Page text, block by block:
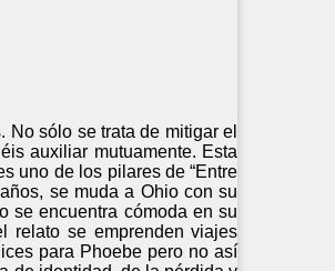
sólo se trata de mitigar el
auxiliar mutuamente. Esta
uno de los pilares de “Entre
se muda a Ohio con su
se encuentra cómoda en su
relato se emprenden viajes
para Phoebe pero no así